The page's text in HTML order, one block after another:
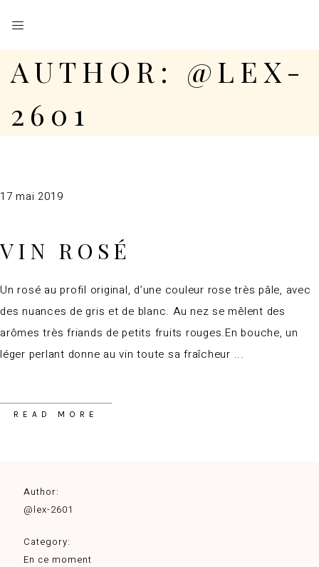
AUTHOR: @LEX-
2601
17 mai 2019
VIN ROSÉ
Un rosé au profil original, d’une couleur rose très pâle, avec
des nuances de gris et de blanc. Au nez se mêlent des
arômes très friands de petits fruits rouges.En bouche, un
léger perlant donne au vin toute sa fraîcheur
READ MORE
Author:
@lex-2601
Category:
En ce moment